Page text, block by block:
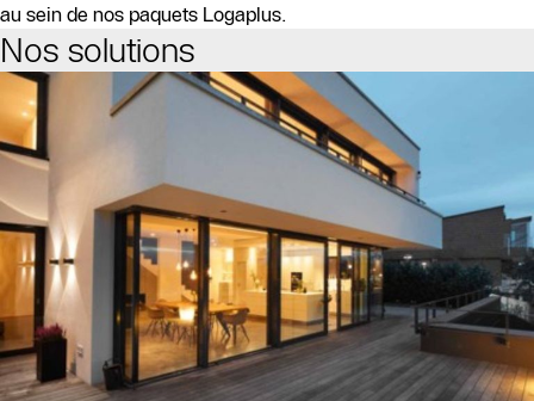
au sein de nos paquets Logaplus.
Nos solutions